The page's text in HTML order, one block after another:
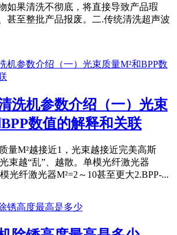
如果清洗不彻底，将直接导致产品瑕
甚至整批产品报废。二.传统清洗超声波
洗机参数介绍（一）光束
数值的解释和关联
量M²越接近1，光束越接近完美高斯
束越“乱”、越散。单模光纤激光器
光纤激光器M²=2～10甚至更大2.BPP-...